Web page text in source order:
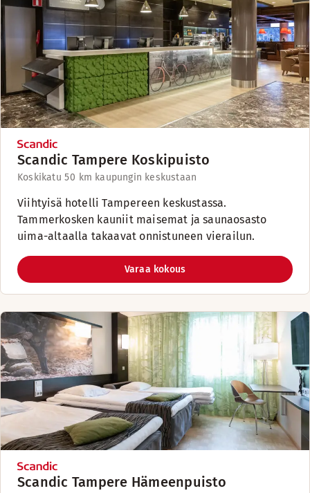
Scandic Tampere Koskipuisto
Koskikatu 50 km kaupungin keskustaan
Viihtyisä hotelli Tampereen keskustassa.
Tammerkosken kauniit maisemat ja saunaosasto
uima-altaalla takaavat onnistuneen vierailun.
Varaa kokous
Scandic Tampere Hämeenpuisto